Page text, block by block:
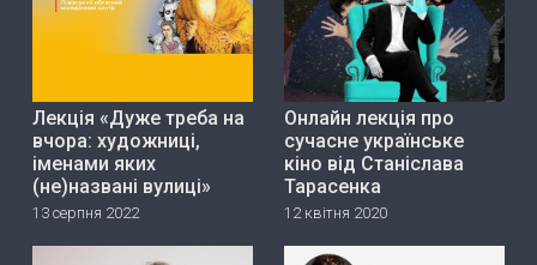
Лекція «Дуже треба на
вчора: художниці,
іменами яких
(не)названі вулиці»
13 серпня 2022
Онлайн лекція про
сучасне українське
кіно від Станіслава
Тарасенка
12 квітня 2020